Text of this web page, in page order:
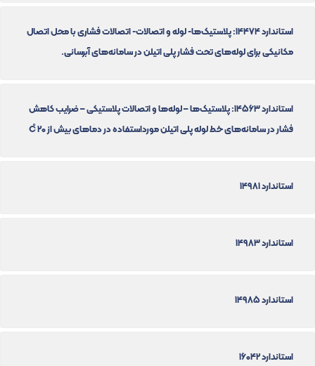
استاندارد 14474: پلاستیک‌ها- لوله و اتصالات- اتصالات فشاری با محل اتصال
مکانیکی برای لوله‌های تحت فشار پلی اتیلن در سامانه‌های آبرسانی.
استاندارد 14563: پلاستیک‌ها – لوله‌ها و اتصالات پلاستیکی – ضرایب کاهش
فشار در سامانه‌های خط لوله پلی اتیلن مورداستفاده در دماهای بیش از 20 C̊
استاندارد 14981
استاندارد 14983
استاندارد 14985
استاندارد 16042